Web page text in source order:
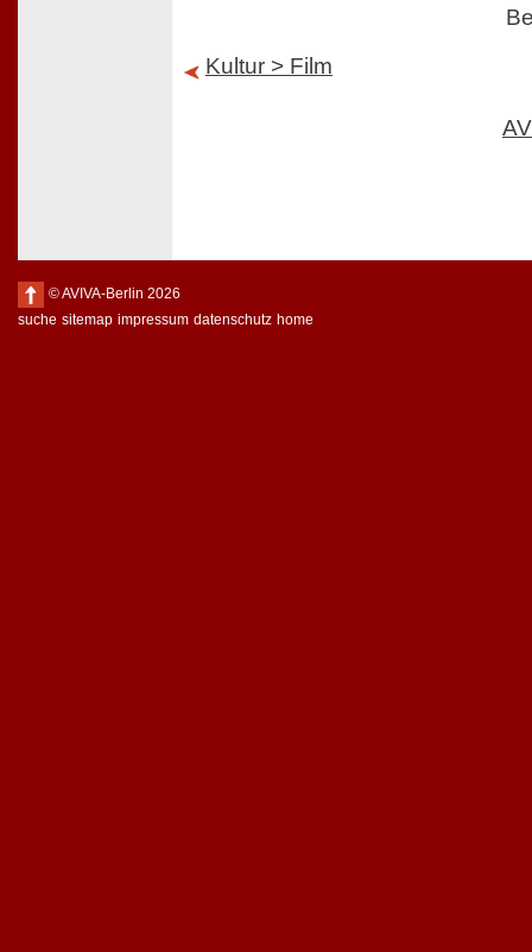
Kultur > Film
© AVIVA-Berlin 2026
suche sitemap impressum datenschutz home